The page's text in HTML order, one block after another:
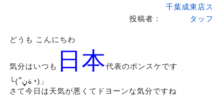
投稿者：
千葉成東店ス
タッフ
どうも こんにちわ
気分はいつも 日本代表のポンスケです
└(՞ةڼ◔)」
さて今日は天気が悪くてドヨーンな気分ですね